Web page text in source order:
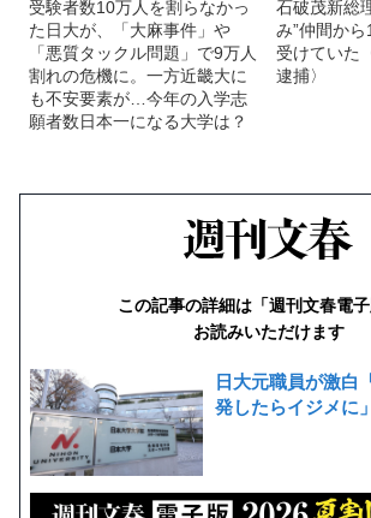
受験者数10万人を割らなかっ
た日大が、「大麻事件」や
「悪質タックル問題」で9万人
割れの危機に。一方近畿大に
も不安要素が…今年の入学志
願者数日本一になる大学は？
石破茂新総
み”仲間か
受けていた
逮捕〉
この記事の詳細は「週刊文春電
お読みいただけます
日大元職員が激白
発したらイジメに」